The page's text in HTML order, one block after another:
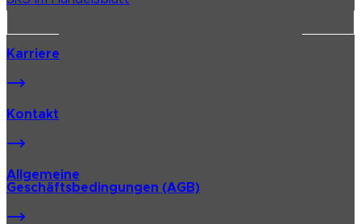
Karriere
Kontakt
Allgemeine
Geschäftsbedingungen (AGB)